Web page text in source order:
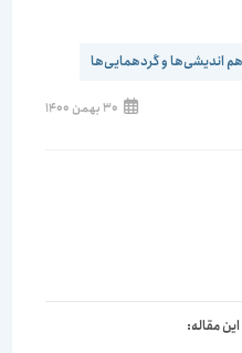
اندیشی‌ها و گردهمایی‌ها
30 بهمن 1400